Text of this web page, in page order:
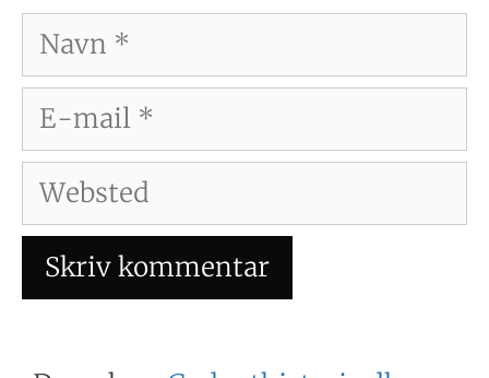
Navn
E-
mail
Websted